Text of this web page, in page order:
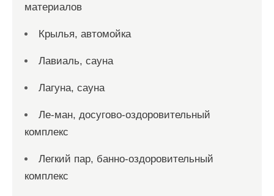
материалов
Крылья, автомойка
Лавиаль, сауна
Лагуна, сауна
Ле-ман, досугово-оздоровительный
комплекс
Легкий пар, банно-оздоровительный
комплекс